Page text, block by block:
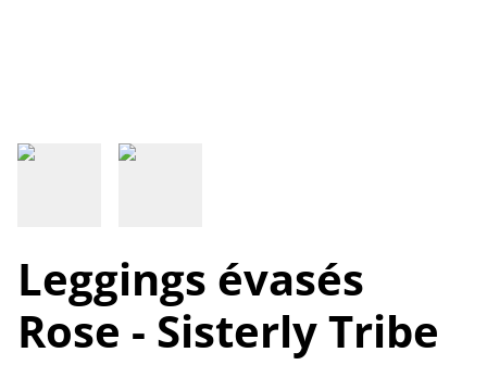
Leggings évasés
Rose - Sisterly Tribe